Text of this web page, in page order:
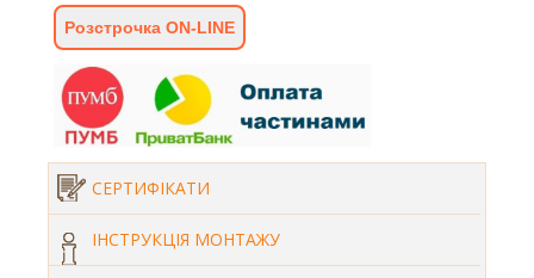
Розстрочка ON-LINE
СЕРТИФІКАТИ
ІНСТРУКЦІЯ МОНТАЖУ